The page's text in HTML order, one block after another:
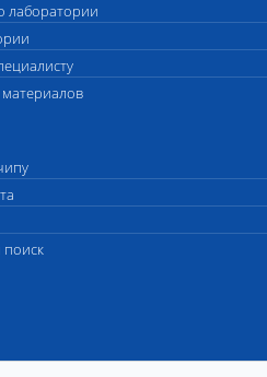
лаборатории
материалов